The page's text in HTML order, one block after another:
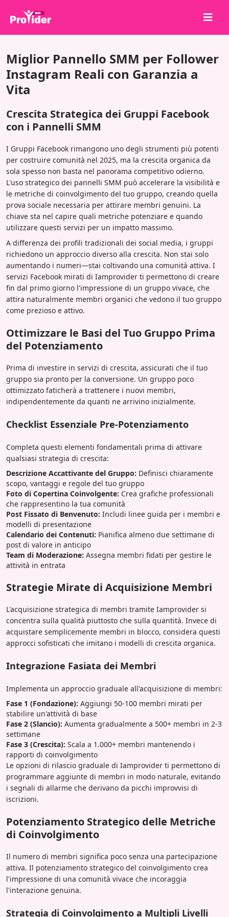
Chi siamo
Accedi
Servizi
Termini
Blog
Miglior Pannello SMM per Follower
Instagram Reali con Garanzia a
Vita
Crescita Strategica dei Gruppi Facebook
con i Pannelli SMM
I Gruppi Facebook rimangono uno degli strumenti più potenti
per costruire comunità nel 2025, ma la crescita organica da
sola spesso non basta nel panorama competitivo odierno.
L'uso strategico dei pannelli SMM può accelerare la visibilità e
le metriche di coinvolgimento del tuo gruppo, creando quella
prova sociale necessaria per attirare membri genuini. La
chiave sta nel capire quali metriche potenziare e quando
utilizzare questi servizi per un impatto massimo.
A differenza dei profili tradizionali dei social media, i gruppi
richiedono un approccio diverso alla crescita. Non stai solo
aumentando i numeri—stai coltivando una comunità attiva. I
servizi Facebook mirati di Iamprovider ti permettono di creare
fin dal primo giorno l'impressione di un gruppo vivace, che
attira naturalmente membri organici che vedono il tuo gruppo
come prezioso e attivo.
Ottimizzare le Basi del Tuo Gruppo Prima
del Potenziamento
Prima di investire in servizi di crescita, assicurati che il tuo
gruppo sia pronto per la conversione. Un gruppo poco
ottimizzato faticherà a trattenere i nuovi membri,
indipendentemente da quanti ne arrivino inizialmente.
Checklist Essenziale Pre-Potenziamento
Completa questi elementi fondamentali prima di attivare
qualsiasi strategia di crescita:
Descrizione Accattivante del Gruppo: Definisci chiaramente
scopo, vantaggi e regole del tuo gruppo
Foto di Copertina Coinvolgente: Crea grafiche professionali
che rappresentino la tua comunità
Post Fissato di Benvenuto: Includi linee guida per i membri e
modelli di presentazione
Calendario dei Contenuti: Pianifica almeno due settimane di
post di valore in anticipo
Team di Moderazione: Assegna membri fidati per gestire le
attività in entrata
Strategie Mirate di Acquisizione Membri
L'acquisizione strategica di membri tramite Iamprovider si
concentra sulla qualità piuttosto che sulla quantità. Invece di
acquistare semplicemente membri in blocco, considera questi
approcci sofisticati che imitano i modelli di crescita organica.
Integrazione Fasiata dei Membri
Implementa un approccio graduale all'acquisizione di membri:
Fase 1 (Fondazione): Aggiungi 50-100 membri mirati per
stabilire un'attività di base
Fase 2 (Slancio): Aumenta gradualmente a 500+ membri in 2-3
settimane
Fase 3 (Crescita): Scala a 1.000+ membri mantenendo i
rapporti di coinvolgimento
Le opzioni di rilascio graduale di Iamprovider ti permettono di
programmare aggiunte di membri in modo naturale, evitando
i segnali di allarme che derivano da picchi improvvisi di
iscrizioni.
Potenziamento Strategico delle Metriche
di Coinvolgimento
Il numero di membri significa poco senza una partecipazione
attiva. Il potenziamento strategico del coinvolgimento crea
l'impressione di una comunità vivace che incoraggia
l'interazione genuina.
Strategia di Coinvolgimento a Multipli Livelli